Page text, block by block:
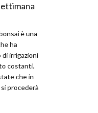
è una
ha
di irrigazioni
costanti.
che in
procederà